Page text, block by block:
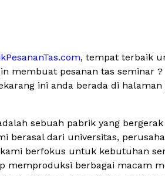
, tempat terbaik
membuat pesanan tas seminar
ini anda berada di halaman
sebuah pabrik yang
berasal dari universitas,
berfokus untuk kebutuhan
memproduksi berbagai macam